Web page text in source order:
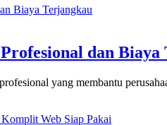
dan
yang membantu